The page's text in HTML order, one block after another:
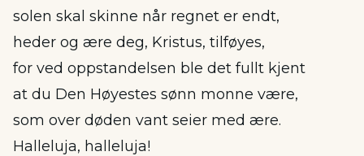
solen skal skinne når regnet er endt,
heder og ære deg, Kristus, tilføyes,
for ved oppstandelsen ble det fullt kjent
at du Den Høyestes sønn monne være,
som over døden vant seier med ære.
Halleluja, halleluja!